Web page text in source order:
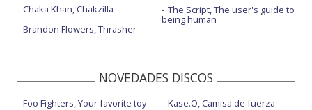
Chaka Khan, Chakzilla
Brandon Flowers, Thrasher
The Script, The user's guide to
being human
NOVEDADES DISCOS
Foo Fighters, Your favorite toy
Kase.O, Camisa de fuerza